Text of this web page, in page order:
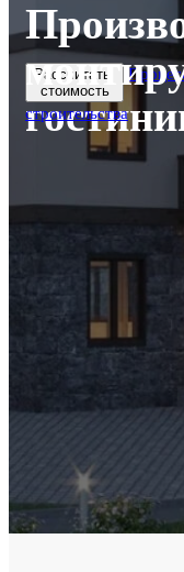
Рассчитать
стоимость
строительства